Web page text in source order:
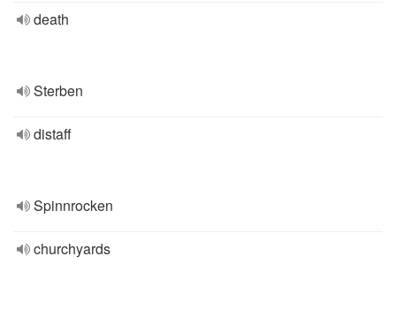
death
Sterben
distaff
Spinnrocken
churchyards